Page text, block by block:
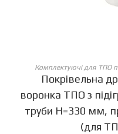
Комплектуючі для ТПО
Покрівельна
воронка ТПО з
труби Н=330 мм,
(для